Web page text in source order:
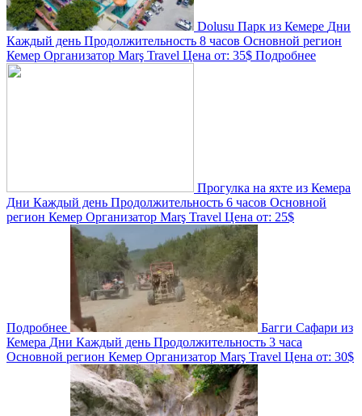
Dolusu Парк из Кемере Дни
Каждый день Продолжительность 8 часов Основной регион
Кемер Организатор Marş Travel Цена от: 35$ Подробнее
Прогулка на яхте из Кемера
Дни Каждый день Продолжительность 6 часов Основной
регион Кемер Организатор Marş Travel Цена от: 25$
Подробнее
Багги Сафари из
Кемера Дни Каждый день Продолжительность 3 часа
Основной регион Кемер Организатор Marş Travel Цена от: 30$